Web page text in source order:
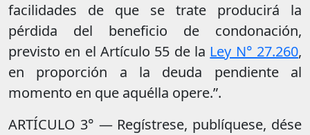
facilidades de que se trate producirá la
pérdida del beneficio de condonación,
previsto en el Artículo 55 de la Ley N° 27.260,
en proporción a la deuda pendiente al
momento en que aquélla opere.”.
ARTÍCULO 3° — Regístrese, publíquese, dése